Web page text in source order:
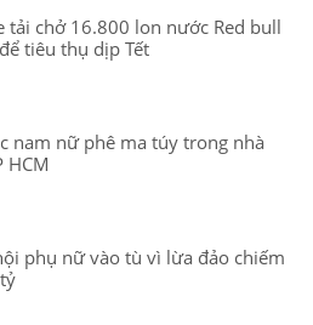
tải chở 16.800 lon nước Red bull
tiêu thụ dịp Tết
nam nữ phê ma túy trong nhà
HCM
phụ nữ vào tù vì lừa đảo chiếm